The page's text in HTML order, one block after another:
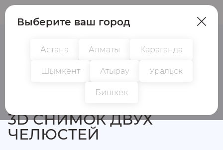
3D СНИМОК ДВУХ
ЧЕЛЮСТЕЙ
Выберите ваш город
Астана Алматы Караганда
Шымкент Атырау Уральск
Бишкек